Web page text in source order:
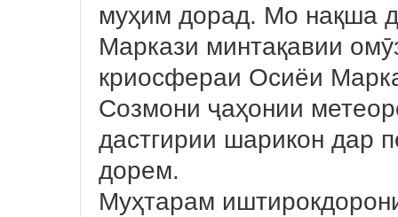
муҳим дорад. Мо нақша
Маркази минтақавии
криосфераи Осиёи
Созмони ҷаҳонии
дастгирии шарикон дар
дорем.
Муҳтарам